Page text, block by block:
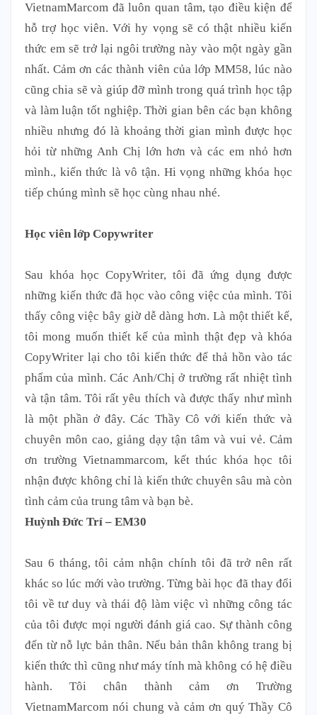
VietnamMarcom đã luôn quan tâm, tạo điều kiện để
hỗ trợ học viên. Với hy vọng sẽ có thật nhiều kiến
thức em sẽ trở lại ngôi trường này vào một ngày gần
nhất. Cảm ơn các thành viên của lớp MM58, lúc nào
cũng chia sẽ và giúp đỡ mình trong quá trình học tập
và làm luận tốt nghiệp. Thời gian bên các bạn không
nhiều nhưng đó là khoảng thời gian mình được học
hỏi từ những Anh Chị lớn hơn và các em nhỏ hơn
mình., kiến thức là vô tận. Hi vọng những khóa học
tiếp chúng mình sẽ học cùng nhau nhé.
Học viên lớp Copywriter
Sau khóa học CopyWriter, tôi đã ứng dụng được
những kiến thức đã học vào công việc của mình. Tôi
thấy công việc bây giờ dễ dàng hơn. Là một thiết kế,
tôi mong muốn thiết kế của mình thật đẹp và khóa
CopyWriter lại cho tôi kiến thức để thả hồn vào tác
phẩm của mình. Các Anh/Chị ở trường rất nhiệt tình
và tận tâm. Tôi rất yêu thích và được thấy như mình
là một phần ở đây. Các Thầy Cô với kiến thức và
chuyên môn cao, giảng dạy tận tâm và vui vẻ. Cảm
ơn trường Vietnammarcom, kết thúc khóa học tôi
nhận được không chỉ là kiến thức chuyên sâu mà còn
tình cảm của trung tâm và bạn bè.
Huỳnh Đức Trí – EM30
Sau 6 tháng, tôi cảm nhận chính tôi đã trở nên rất
khác so lúc mới vào trường. Từng bài học đã thay đổi
tôi về tư duy và thái độ làm việc vì những công tác
của tôi được mọi người đánh giá cao. Sự thành công
đến từ nỗ lực bản thân. Nếu bản thân không trang bị
kiến thức thì cũng như máy tính mà không có hệ điều
hành. Tôi chân thành cảm ơn Trường
VietnamMarcom nói chung và cảm ơn quý Thầy Cô